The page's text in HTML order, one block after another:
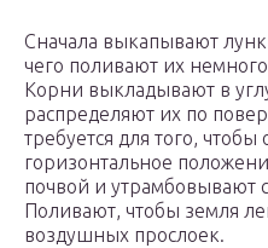
Сначала выкапывают
чего поливают их
Корни выкладывают в
распределяют их по
требуется для того,
горизонтальное
почвой и утрамбовывают
Поливают, чтобы земля
воздушных прослоек.